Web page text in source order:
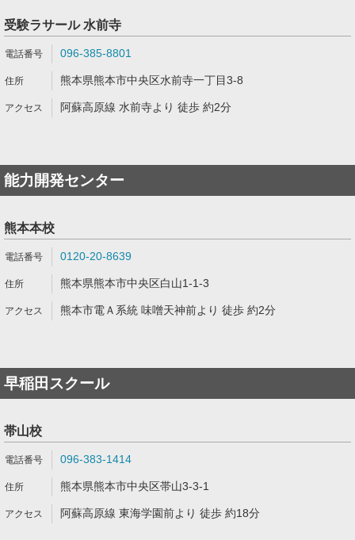
受験ラサール 水前寺
096-385-8801
熊本県熊本市中央区水前寺一丁目3-8
阿蘇高原線 水前寺より 徒歩 約2分
能力開発センター
熊本本校
0120-20-8639
熊本県熊本市中央区白山1-1-3
熊本市電Ａ系統 味噌天神前より 徒歩 約2分
早稲田スクール
帯山校
096-383-1414
熊本県熊本市中央区帯山3-3-1
阿蘇高原線 東海学園前より 徒歩 約18分